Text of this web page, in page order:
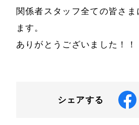
関係者スタッフ全ての皆さ
ます。
ありがとうございました！！
シェアする